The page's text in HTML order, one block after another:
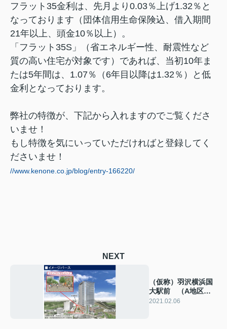
フラット35金利は、先月より0.03％上げ1.32％と
なっております（団体信用生命保険込、借入期間
21年以上、頭金10％以上）。
「フラット35S」（省エネルギー性、耐震性など
質の高い住宅が対象です）であれば、当初10年ま
たは5年間は、1.07％（6年目以降は1.32％）と低
金利となっております。
弊社の特徴が、下記から入れますのでご覧くださ
いませ！
もし特徴を気にいっていただければと登録してく
ださいませ！
//www.kenone.co.jp/blog/entry-166220/
NEXT
（仮称）羽沢横浜国
大駅前 （A地区
市街地開発計画）
2021.02.06